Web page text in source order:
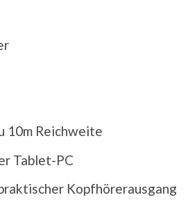
10m Reichweite
Tablet-PC
Kopfhörerausgang